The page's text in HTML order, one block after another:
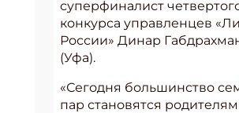
суперфиналист
конкурса управленцев
России» Динар
(Уфа).
«Сегодня большинство
пар становятся